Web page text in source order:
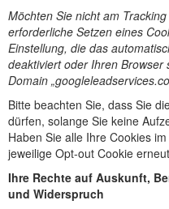
Möchten Sie nicht am
erforderliche Setzen eines
Einstellung, die das
deaktiviert oder Ihren
Domain
Bitte beachten Sie, dass Sie
dürfen, solange Sie keine
Haben Sie alle Ihre Cookies
jeweilige Opt-out Cookie
Ihre Rechte auf Auskunft,
und Widerspruch